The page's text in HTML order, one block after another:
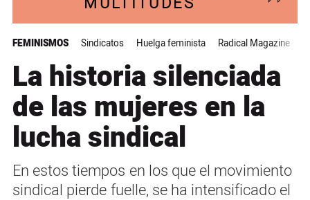
FEMINISMOS Sindicatos Huelga feminista Radical Magazine
La historia silenciada
de las mujeres en la
lucha sindical
En estos tiempos en los que el movimiento
sindical pierde fuelle, se ha intensificado el